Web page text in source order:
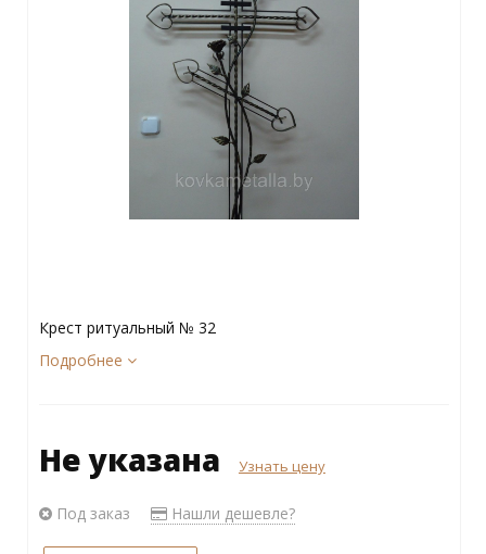
Крест ритуальный № 32
Подробнее
Не указана Узнать цену
Под заказ Нашли дешевле?